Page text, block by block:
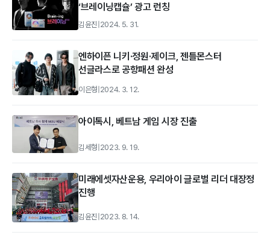
‘브레이닝캡슐’ 광고 런칭
김윤진 2024. 5. 31.
엔하이픈 니키·정원·제이크, 젠틀몬스터
선글라스로 공항패션 완성
이은형|2024. 3. 12.
아이톡시, 베트남 게임 시장 진출
김세형 2023. 9. 19.
미래에셋자산운용, 우리아이 글로벌 리더 대장정
진행
김윤진 2023. 8. 14.